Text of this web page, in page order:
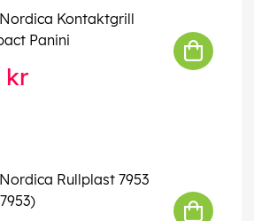
Kontaktgrill
Panini
kr
Rullplast 7953